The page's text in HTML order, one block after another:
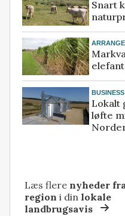
Snart
BUSINESS
Lokalt
løfte
Læs flere nyheder
region i dinlokale
landbrugsavis